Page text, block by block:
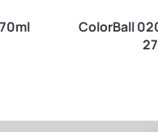
ColorBall